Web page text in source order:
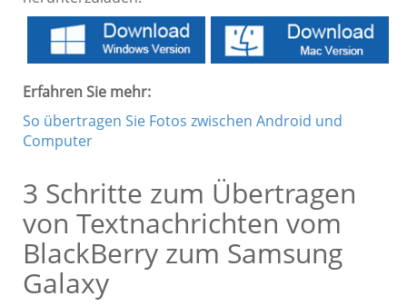
Erfahren Sie mehr:
So übertragen Sie Fotos zwischen Android und
Computer
3 Schritte zum Übertragen
von Textnachrichten vom
BlackBerry zum Samsung
Galaxy